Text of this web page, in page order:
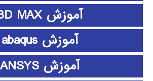
آموزش 3D MAX
آموزش abaqus
آموزش ANSYS